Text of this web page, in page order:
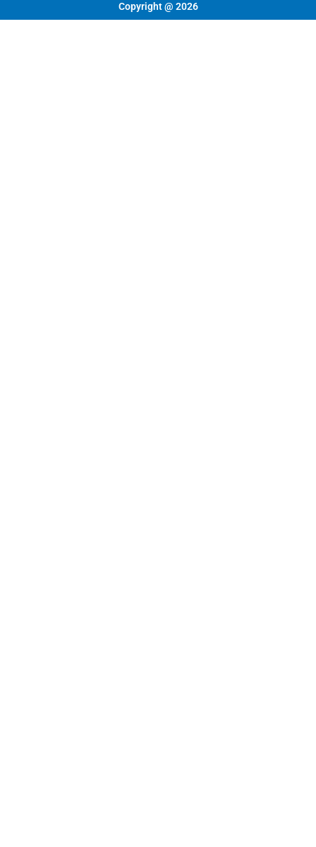
Copyright @ 2026